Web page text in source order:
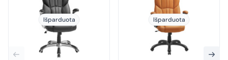
Išparduota Išparduota